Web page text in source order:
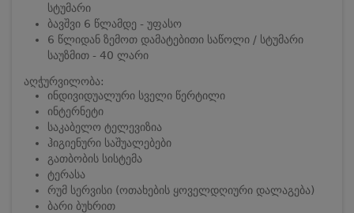
სტუმარი
ბავშვი 6 წლამდე - უფასო
6 წლიდან ზემოთ დამატებითი საწოლი / სტუმარი
საუზმით - 40 ლარი
აღჭურვილობა:
ინდივიდუალური სველი წერტილი
ინტერნეტი
საკაბელო ტელევიზია
ჰიგიენური საშუალებები
გათბობის სისტემა
ტერასა
რუმ სერვისი (ოთახების ყოველდღიური დალაგება)
ბარი ბუხრით